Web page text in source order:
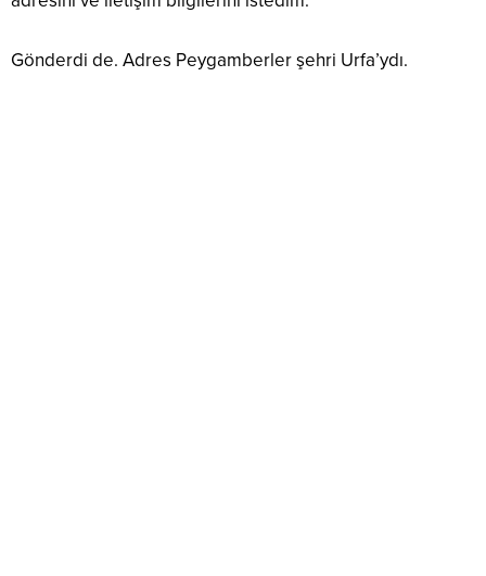
Gönderdi de. Adres Peygamberler şehri Urfa’ydı.